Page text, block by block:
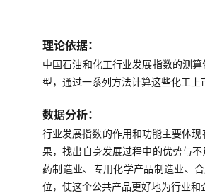
理论依据：
中国石油和化工行业发展指数的测
型，通过一系列方法计算这些化工
数据分析：
行业发展指数的作用和功能主要体
果，找出自身发展过程中的优势与
药制造业、专用化学产品制造业、
位，使这个公共产品更好地为行业和